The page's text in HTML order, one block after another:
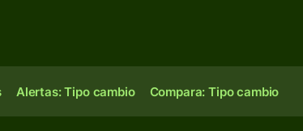
Alertas: Tipo cambio Compara: Tipo cambio